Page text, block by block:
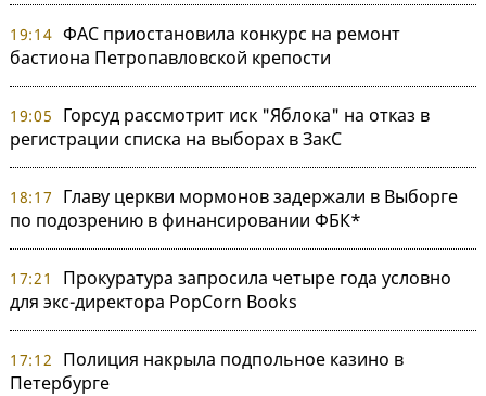
19:14 ФАС приостановила конкурс на ремонт
бастиона Петропавловской крепости
19:05
Горсуд рассмотрит иск "Яблока" на отказ в
регистрации списка на выборах в ЗакС
18:17
Главу церкви мормонов задержали в Выборге
по подозрению в финансировании ФБК*
17:21
Прокуратура запросила четыре года условно
для экс-директора PopCorn Books
17:12
Полиция накрыла подпольное казино в
Петербурге